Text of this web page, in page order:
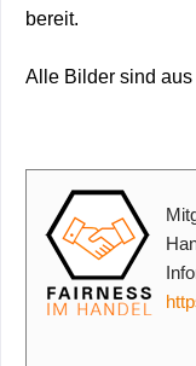
bereit.
Alle Bilder sind